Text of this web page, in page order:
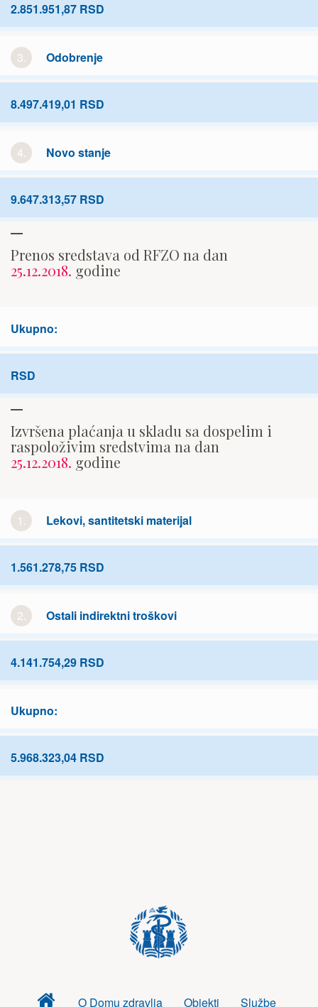
2.851.951,87 RSD
3. Odobrenje
8.497.419,01 RSD
4. Novo stanje
9.647.313,57 RSD
Prenos sredstava od RFZO na dan
25.12.2018. godine
Ukupno:
RSD
Izvršena plaćanja u skladu sa dospelim i
raspoloživim sredstvima na dan
25.12.2018. godine
1. Lekovi, santitetski materijal
1.561.278,75 RSD
2. Ostali indirektni troškovi
4.141.754,29 RSD
Ukupno:
5.968.323,04 RSD
Dom O Domu zdravlja Objekti Službe